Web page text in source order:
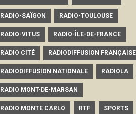
RADIO-SAÏGON RADIO-TOULOUSE
RADIO-VITUS RADIO-ÎLE-DE-FRANCE
RADIO CITÉ RADIODIFFUSION FRANÇAISE
RADIODIFFUSION NATIONALE RADIOLA
RADIO MONT-DE-MARSAN
RADIO MONTE CARLO RTF SPORTS